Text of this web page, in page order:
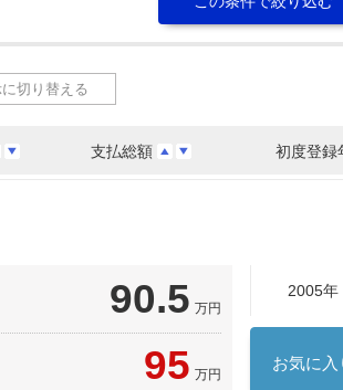
支払総額 初度登録
切り替える
90.5 万円
95 万円
2005年
お気に入